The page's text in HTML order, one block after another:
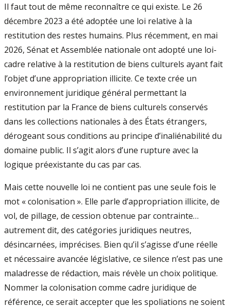
Il faut tout de même reconnaître ce qui existe. Le 26
décembre 2023 a été adoptée une loi relative à la
restitution des restes humains. Plus récemment, en mai
2026, Sénat et Assemblée nationale ont adopté une loi-
cadre relative à la restitution de biens culturels ayant fait
l’objet d’une appropriation illicite. Ce texte crée un
environnement juridique général permettant la
restitution par la France de biens culturels conservés
dans les collections nationales à des États étrangers,
dérogeant sous conditions au principe d’inaliénabilité du
domaine public. Il s’agit alors d’une rupture avec la
logique préexistante du cas par cas.
Mais cette nouvelle loi ne contient pas une seule fois le
mot « colonisation ». Elle parle d’appropriation illicite, de
vol, de pillage, de cession obtenue par contrainte…
autrement dit, des catégories juridiques neutres,
désincarnées, imprécises. Bien qu’il s’agisse d’une réelle
et nécessaire avancée législative, ce silence n’est pas une
maladresse de rédaction, mais révèle un choix politique.
Nommer la colonisation comme cadre juridique de
référence, ce serait accepter que les spoliations ne soient